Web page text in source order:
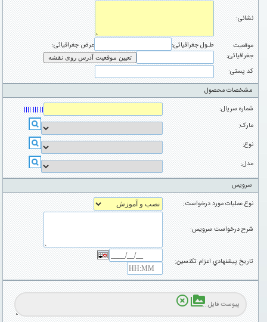
نشانی:
موقعیت
جغرافیائی:
طـول جغرافیائی: عرض جغرافیائی:
تعیین موقعیت آدرس روی نقشه
کد پستی:
مشخصات محصول
شماره سریال:
|| ||| ||||
مارک:
نوع:
مدل:
سرویس
نوع عملیات مورد درخواست:
شرح درخواست سرویس:
تاريخ پيشنهادي اعزام تکنسين:
perm_media
highlight_off